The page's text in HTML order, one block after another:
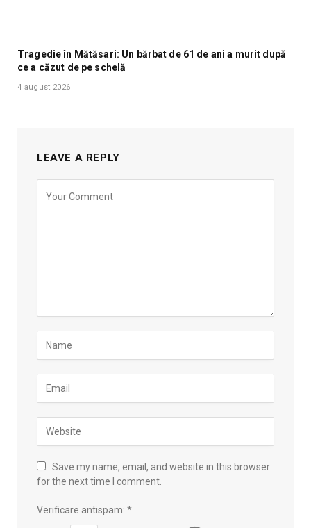
Tragedie în Mătăsari: Un bărbat de 61 de ani a murit după
ce a căzut de pe schelă
4 august 2026
LEAVE A REPLY
Save my name, email, and website in this browser
for the next time I comment.
Verificare antispam: *